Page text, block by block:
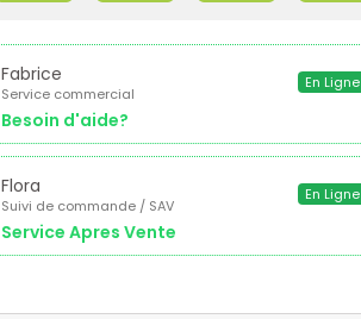
Fabrice
Service commercial
Besoin d'aide?
En Ligne
Flora
Suivi de commande / SAV
Service Apres Vente
En Ligne